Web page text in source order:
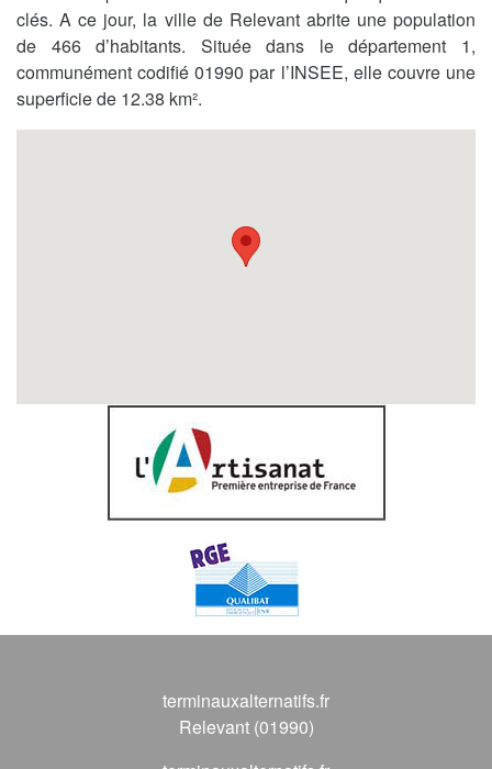
clés. A ce jour, la ville de Relevant abrite une population
de 466 d’habitants. Située dans le département 1,
communément codifié 01990 par l’INSEE, elle couvre une
superficie de 12.38 km².
terminauxalternatifs.fr
Relevant (01990)